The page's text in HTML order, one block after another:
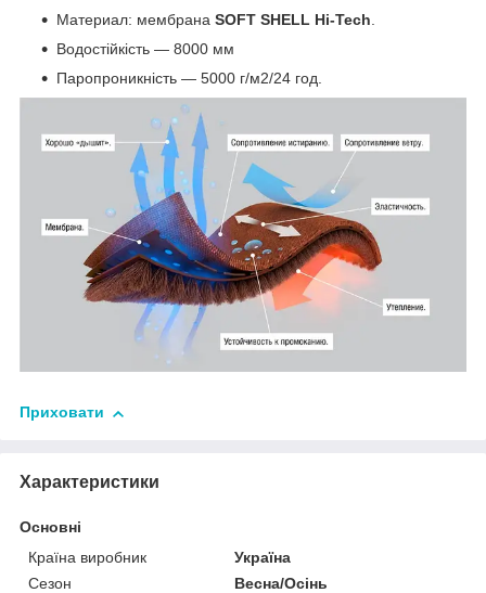
Материал: мембрана SOFT SHELL Hi-Tech
Водостійкість — 8000 мм
Паропроникність — 5000 г/м2/24 год.
Приховати
Характеристики
Основні
Країна виробник
Україна
Сезон
Весна/Осінь